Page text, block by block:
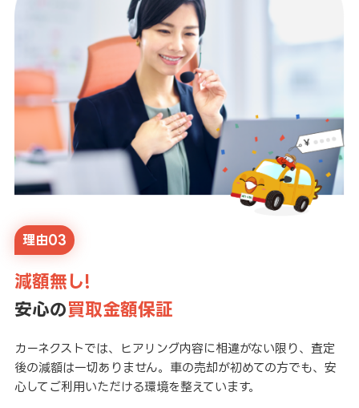
理由03
減額無し!
安心の買取金額保証
カーネクストでは、ヒアリング内容に相違がない限り、査定
後の減額は一切ありません。車の売却が初めての方でも、安
心してご利用いただける環境を整えています。